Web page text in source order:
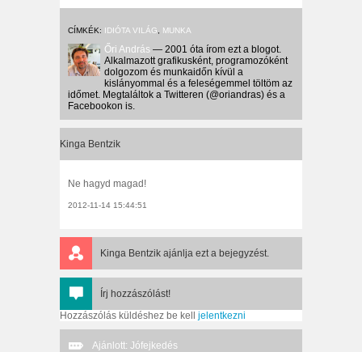
CÍMKÉK: IDIÓTA VILÁG MUNKA
Őri András — 2001 óta írom ezt a blogot.
Alkalmazott grafikusként, programozóként
dolgozom és munkaidőn kívül a
kislányommal és a feleségemmel töltöm az
időmet. Megtaláltok a Twitteren (@oriandras) és a
Facebookon is.
Kinga Bentzik
Ne hagyd magad!
2012-11-14 15:44:51
Kinga Bentzik ajánlja ezt a bejegyzést.
Írj hozzászólást!
Hozzászólás küldéshez be kell jelentkezni
Ajánlott: Jófejkedés